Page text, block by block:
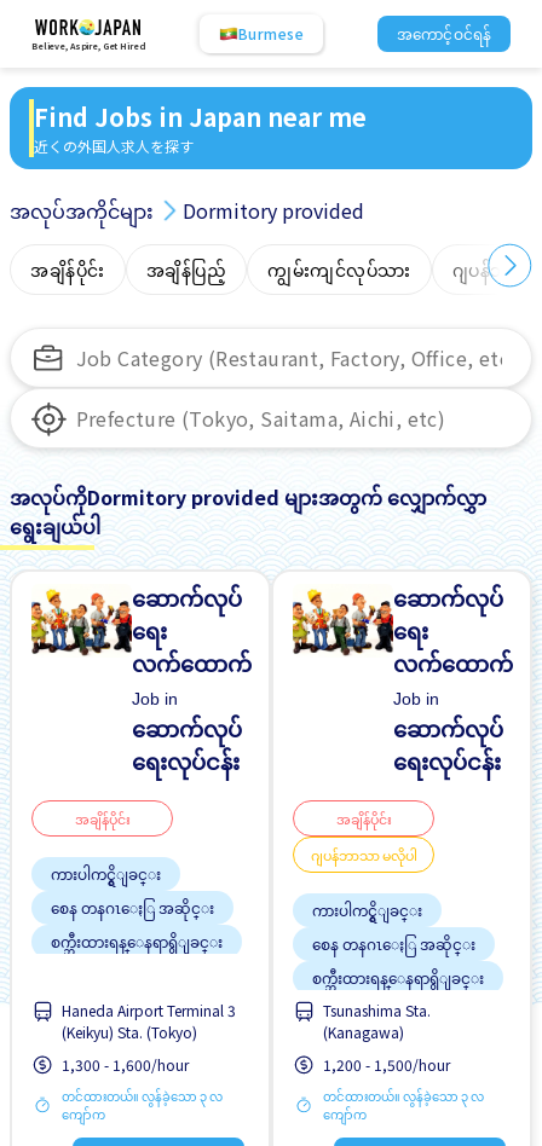
Believe, Aspire, Get Hired
Burmese အကောင့်ဝင်ရန်
Find Jobs in Japan near me
近くの外国人求人を探す
အလုပ်အကိုင်များ Dormitory provided
အချိန်ပိုင်း အချိန်ပြည့် ကျွမ်းကျင်လုပ်သား ဂျပန်ဘာသ
အလုပ်ကိုDormitory provided များအတွက် လျှောက်လွှာ
ရွေးချယ်ပါ
ဆောက်လုပ်
ရေး
လက်ထောက်
Job in
ဆောက်လုပ်
ရေးလုပ်ငန်း
အချိန်ပိုင်း
ကားပါကင္ရွိျခင္း
စေန တနဂၤေႏြ အဆိုင္း
စက္ဘီးထားရန္ေနရာရွိျခင္း
ဘူတာႏွင့္နီးေသာ
ဝင်ငွေအများအပြားရရန်
အချိန်ပြည့် အလုပ်လုပ်ခွင့်ရ
ရန် အခွင့်အရေးရှိသည်
အဆောင်ပေးမည်
Haneda Airport Terminal 3
(Keikyu) Sta. (Tokyo)
1,300 - 1,600/hour
တင်ထားတယ်။ လွန်ခဲ့သော ၃ လ
ကျော်က
ဆောက်လုပ်
ရေး
လက်ထောက်
Job in
ဆောက်လုပ်
ရေးလုပ်ငန်း
အချိန်ပိုင်း
ဂျပန်ဘာသာ မလိုပါ
ကားပါကင္ရွိျခင္း
စေန တနဂၤေႏြ အဆိုင္း
စက္ဘီးထားရန္ေနရာရွိျခင္း
ပရိုမိုးရွင္း
ဘူတာႏွင့္နီးေသာ
လမ္းစရိတ္ေပးသည္
ဝင်ငွေအများအပြားရရန်
အလားအလာရှိသည်
အချိန်ပြည့် အလုပ်လုပ်ခွင့်ရ
Tsunashima Sta.
(Kanagawa)
1,200 - 1,500/hour
တင်ထားတယ်။ လွန်ခဲ့သော ၃ လ
ကျော်က